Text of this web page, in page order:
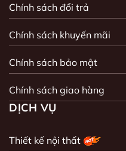
Chính sách đổi trả
Chính sách khuyến mãi
Chính sách bảo mật
Chính sách giao hàng
DỊCH VỤ
Thiết kế nội thất